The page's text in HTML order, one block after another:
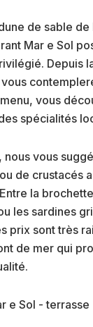
de sable
Mar e Sol
Depuis
vous
vous
spécialités
vous
de crustacés
la
les sardines
prix sont très
de mer qui